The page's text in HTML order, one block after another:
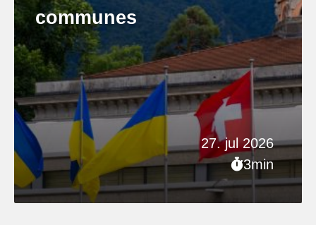
27. jul 2026
3min
communes